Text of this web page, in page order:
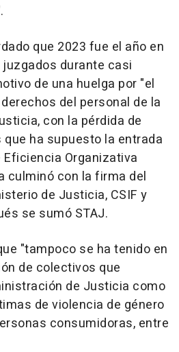
que 2023 fue el año en
durante casi
de una huelga por "el
del personal de la
con la pérdida de
ha supuesto la entrada
Eficiencia Organizativa
culminó con la firma del
de Justicia, CSIF y
se sumó STAJ.
"tampoco se ha tenido en
de colectivos que
de Justicia como
de violencia de género
consumidoras, entre